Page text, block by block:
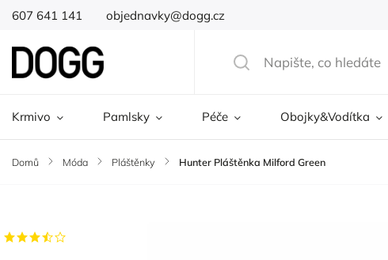
607 641 141 objednavky@dogg.cz
Krmivo Pamlsky Péče Obojky&Vodítka
Domů / Móda / Pláštěnky / Hunter Pláštěnka Milford Green